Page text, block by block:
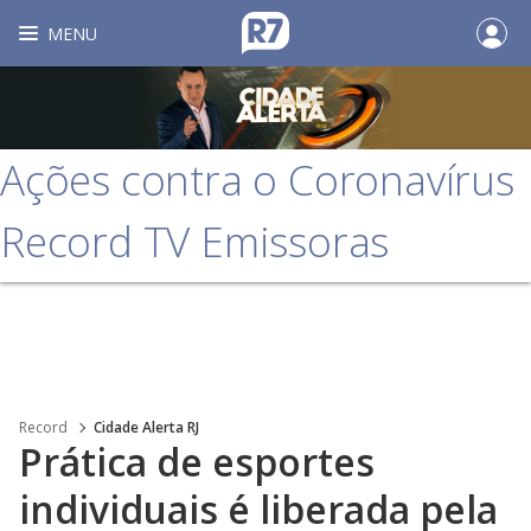
MENU
Ações contra o Coronavírus
Record TV Emissoras
Record Cidade Alerta RJ
Prática de esportes
individuais é liberada pela